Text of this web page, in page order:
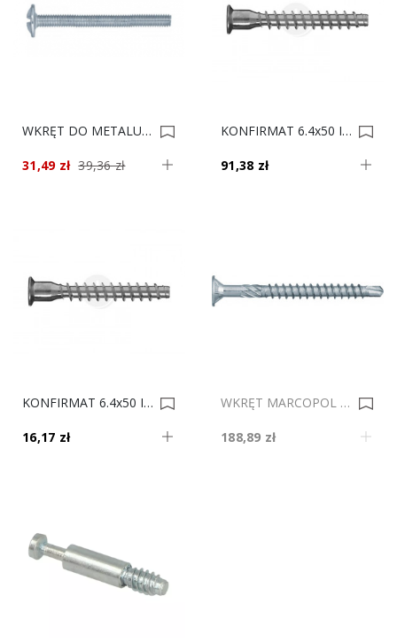
WKRĘT DO METALU 4x22 KOMBIB/H Op.1000 0001276
31,49 zł 39,36 zł
KONFIRMAT 6.4x50 IB Op.1000 0001275
91,38 zł
KONFIRMAT 6.4x50 IB Op. 100 0001274
16,17 zł
WKRĘT MARCOPOL BEZ NAWIERC. 5x50 Op.1000 0010760
188,89 zł